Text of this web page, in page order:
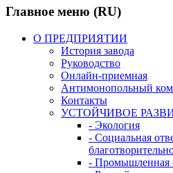
Главное меню (RU)
О ПРЕДПРИЯТИИ
История завода
Руководство
Онлайн-приемная
Антимонопольный
Контакты
УСТОЙЧИВОЕ
- Экология
- Социальная
- Промышленная